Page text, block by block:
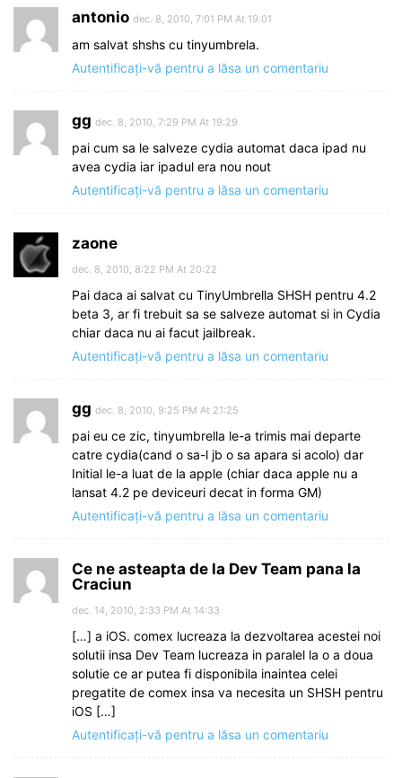
antonio dec. 8, 2010, 7:01 PM At 19:01
am salvat shshs cu tinyumbrela.
Autentificați-vă pentru a lăsa un comentariu
gg dec. 8, 2010, 7:29 PM At 19:29
pai cum sa le salveze cydia automat daca ipad nu
avea cydia iar ipadul era nou nout
Autentificați-vă pentru a lăsa un comentariu
zaone
dec. 8, 2010, 8:22 PM At 20:22
Pai daca ai salvat cu TinyUmbrella SHSH pentru 4.2
beta 3, ar fi trebuit sa se salveze automat si in Cydia
chiar daca nu ai facut jailbreak.
Autentificați-vă pentru a lăsa un comentariu
gg dec. 8, 2010, 9:25 PM At 21:25
pai eu ce zic, tinyumbrella le-a trimis mai departe
catre cydia(cand o sa-l jb o sa apara si acolo) dar
Initial le-a luat de la apple (chiar daca apple nu a
lansat 4.2 pe deviceuri decat in forma GM)
Autentificați-vă pentru a lăsa un comentariu
Ce ne asteapta de la Dev Team pana la
Craciun
dec. 14, 2010, 2:33 PM At 14:33
[…] a iOS. comex lucreaza la dezvoltarea acestei noi
solutii insa Dev Team lucreaza in paralel la o a doua
solutie ce ar putea fi disponibila inaintea celei
pregatite de comex insa va necesita un SHSH pentru
iOS […]
Autentificați-vă pentru a lăsa un comentariu